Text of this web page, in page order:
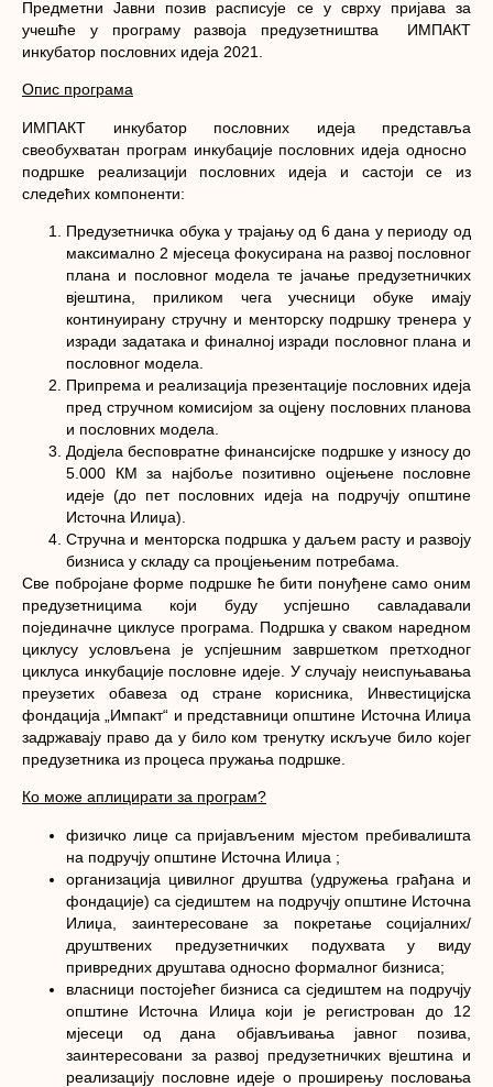
Предметни Јавни позив расписује се у сврху пријава за
учешће у програму развоја предузетништва ИМПАКТ
инкубатор пословних идеја 2021.
Опис програма
ИМПАКТ инкубатор пословних идеја представља
свеобухватан програм инкубације пословних идеја односно
подршке реализацији пословних идеја и састоји се из
следећих компоненти:
Предузетничка обука у трајању од 6 дана у периоду од
максимално 2 мјесеца фокусирана на развој пословног
плана и пословног модела те јачање предузетничких
вјештина, приликом чега учесници обуке имају
континуирану стручну и менторску подршку тренера у
изради задатака и финалној изради пословног плана и
пословног модела.
Припрема и реализација презентације пословних идеја
пред стручном комисијом за оцјену пословних планова
и пословних модела.
Додјела бесповратне финансијске подршке у износу до
5.000 КМ за најбоље позитивно оцјењене пословне
идеје (до пет пословних идеја на подручју општине
Источна Илиџа).
Стручна и менторска подршка у даљем расту и развоју
бизниса у складу са процјењеним потребама.
Све побројане форме подршке ће бити понуђене само оним
предузетницима који буду успјешно савладавали
појединачне циклусе програма. Подршка у сваком наредном
циклусу условљена је успјешним завршетком претходног
циклуса инкубације пословне идеје. У случају неиспуњавања
преузетих обавеза од стране корисника, Инвестицијска
фондација „Импакт“ и представници општине Источна Илиџа
задржавају право да у било ком тренутку искључе било којег
предузетника из процеса пружања подршке.
Ко може аплицирати за програм?
физичко лице са пријављеним мјестом пребивалишта
на подручју општине Источна Илиџа ;
организација цивилног друштва (удружења грађана и
фондације) са сједиштем на подручју општине Источна
Илиџа, заинтересоване за покретање социјалних/
друштвених предузетничких подухвата у виду
привредних друштава односно формалног бизниса;
власници постојећег бизниса са сједиштем на подручју
општине Источна Илиџа који је регистрован до 12
мјесеци од дана објављивања јавног позива,
заинтересовани за развој предузетничких вјештина и
реализацију пословне идеје о проширењу пословања